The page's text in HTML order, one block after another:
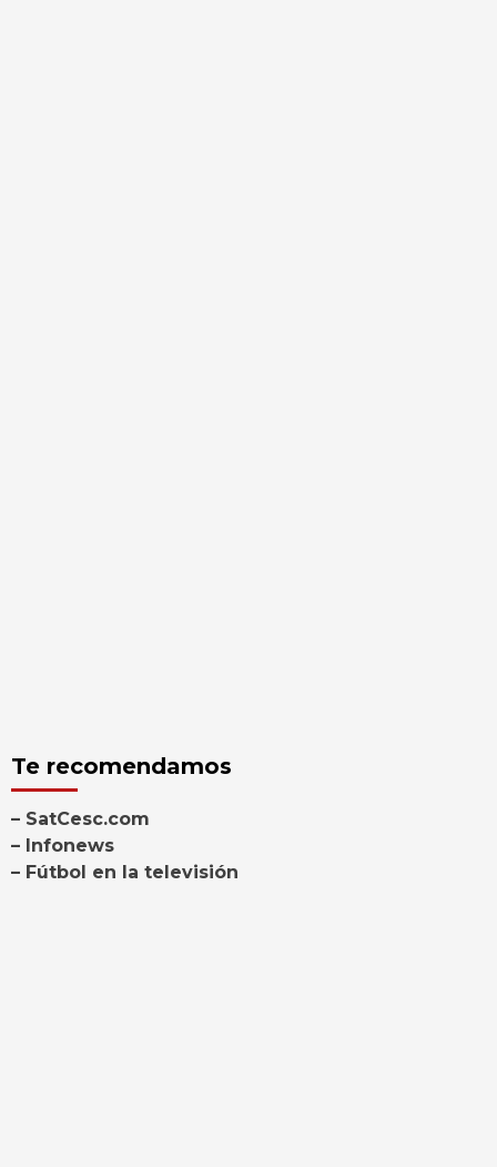
Te recomendamos
– SatCesc.com
– Infonews
– Fútbol en la televisión